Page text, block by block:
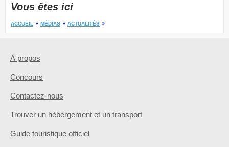
Vous êtes ici
ACCUEIL MÉDIAS ACTUALITÉS
À propos
Concours
Contactez-nous
Trouver un hébergement et un transport
Guide touristique officiel